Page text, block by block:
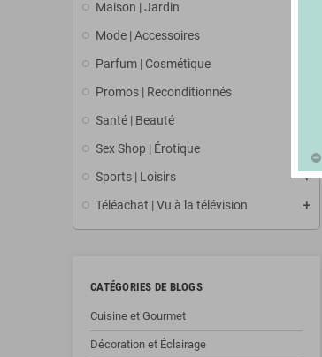
Maison | Jardin
Mode | Accessoires
Parfum | Cosmétique
Promos | Reconditionnés
Santé | Beauté
Sex Shop | Érotique
Sports | Loisirs
Téléachat | Vu à la télévision
CATÉGORIES DE BLOGS
Cuisine et Gourmet
Décoration et Éclairage